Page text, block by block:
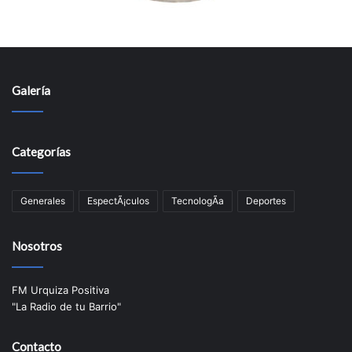
Galería
Categorías
Generales EspectÃ¡culos TecnologÃ­a Deportes
Nosotros
FM Urquiza Positiva
"La Radio de tu Barrio"
Contacto